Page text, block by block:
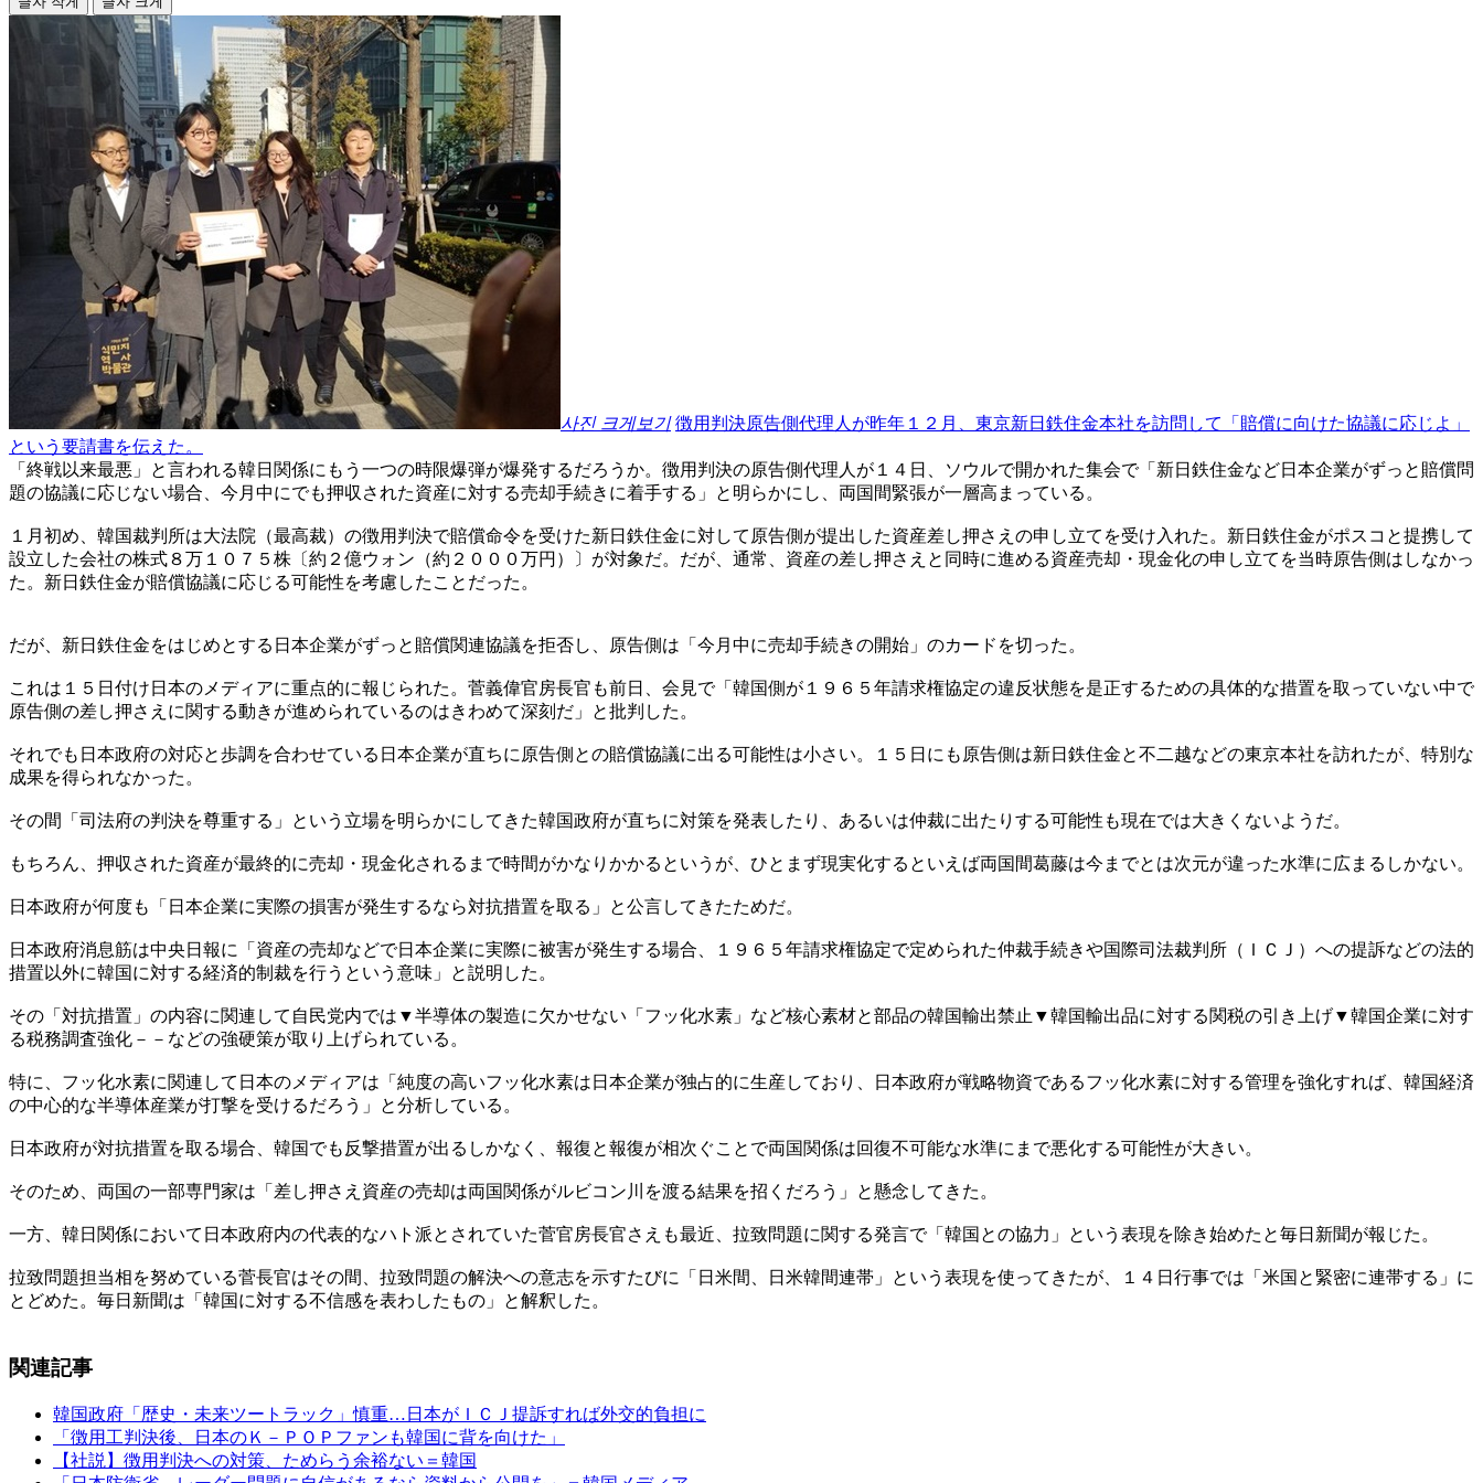
사진 크게보기 徴用判決原告側代理人が昨年１２月、東京新日鉄住金本社を訪問して「賠償に向けた協議に応じよ」
という要請書を伝えた。
「終戦以来最悪」と言われる韓日関係にもう一つの時限爆弾が爆発するだろうか。徴用判決の原告側代理人が１４日、ソウルで開かれた集会で「新日鉄住金など日本企業がずっと賠償問
題の協議に応じない場合、今月中にでも押収された資産に対する売却手続きに着手する」と明らかにし、両国間緊張が一層高まっている。
１月初め、韓国裁判所は大法院（最高裁）の徴用判決で賠償命令を受けた新日鉄住金に対して原告側が提出した資産差し押さえの申し立てを受け入れた。新日鉄住金がポスコと提携して
設立した会社の株式８万１０７５株〔約２億ウォン（約２０００万円）〕が対象だ。だが、通常、資産の差し押さえと同時に進める資産売却・現金化の申し立てを当時原告側はしなかっ
た。新日鉄住金が賠償協議に応じる可能性を考慮したことだった。
だが、新日鉄住金をはじめとする日本企業がずっと賠償関連協議を拒否し、原告側は「今月中に売却手続きの開始」のカードを切った。
これは１５日付け日本のメディアに重点的に報じられた。菅義偉官房長官も前日、会見で「韓国側が１９６５年請求権協定の違反状態を是正するための具体的な措置を取っていない中で
原告側の差し押さえに関する動きが進められているのはきわめて深刻だ」と批判した。
それでも日本政府の対応と歩調を合わせている日本企業が直ちに原告側との賠償協議に出る可能性は小さい。１５日にも原告側は新日鉄住金と不二越などの東京本社を訪れたが、特別な
成果を得られなかった。
その間「司法府の判決を尊重する」という立場を明らかにしてきた韓国政府が直ちに対策を発表したり、あるいは仲裁に出たりする可能性も現在では大きくないようだ。
もちろん、押収された資産が最終的に売却・現金化されるまで時間がかなりかかるというが、ひとまず現実化するといえば両国間葛藤は今までとは次元が違った水準に広まるしかない。
日本政府が何度も「日本企業に実際の損害が発生するなら対抗措置を取る」と公言してきたためだ。
日本政府消息筋は中央日報に「資産の売却などで日本企業に実際に被害が発生する場合、１９６５年請求権協定で定められた仲裁手続きや国際司法裁判所（ＩＣＪ）への提訴などの法的
措置以外に韓国に対する経済的制裁を行うという意味」と説明した。
その「対抗措置」の内容に関連して自民党内では▼半導体の製造に欠かせない「フッ化水素」など核心素材と部品の韓国輸出禁止▼韓国輸出品に対する関税の引き上げ▼韓国企業に対す
る税務調査強化－－などの強硬策が取り上げられている。
特に、フッ化水素に関連して日本のメディアは「純度の高いフッ化水素は日本企業が独占的に生産しており、日本政府が戦略物資であるフッ化水素に対する管理を強化すれば、韓国経済
の中心的な半導体産業が打撃を受けるだろう」と分析している。
日本政府が対抗措置を取る場合、韓国でも反撃措置が出るしかなく、報復と報復が相次ぐことで両国関係は回復不可能な水準にまで悪化する可能性が大きい。
そのため、両国の一部専門家は「差し押さえ資産の売却は両国関係がルビコン川を渡る結果を招くだろう」と懸念してきた。
一方、韓日関係において日本政府内の代表的なハト派とされていた菅官房長官さえも最近、拉致問題に関する発言で「韓国との協力」という表現を除き始めたと毎日新聞が報じた。
拉致問題担当相を努めている菅長官はその間、拉致問題の解決への意志を示すたびに「日米間、日米韓間連帯」という表現を使ってきたが、１４日行事では「米国と緊密に連帯する」に
とどめた。毎日新聞は「韓国に対する不信感を表わしたもの」と解釈した。
関連記事
韓国政府「歴史・未来ツートラック」慎重…日本がＩＣＪ提訴すれば外交的負担に
「徴用工判決後、日本のＫ－ＰＯＰファンも韓国に背を向けた」
【社説】徴用判決への対策、ためらう余裕ない＝韓国